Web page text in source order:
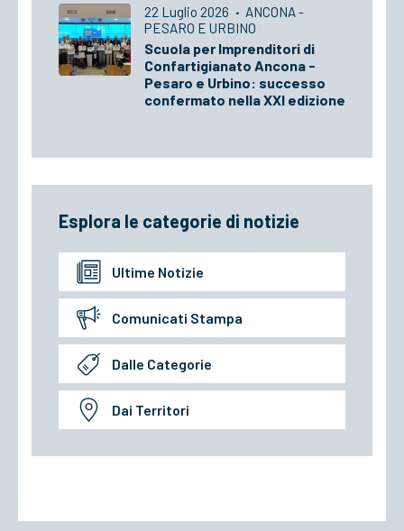
22 Luglio 2026 · ANCONA -
PESARO E URBINO
Scuola per Imprenditori di
Confartigianato Ancona -
Pesaro e Urbino: successo
confermato nella XXI edizione
Esplora le categorie di notizie
Ultime Notizie
Comunicati Stampa
Dalle Categorie
Dai Territori